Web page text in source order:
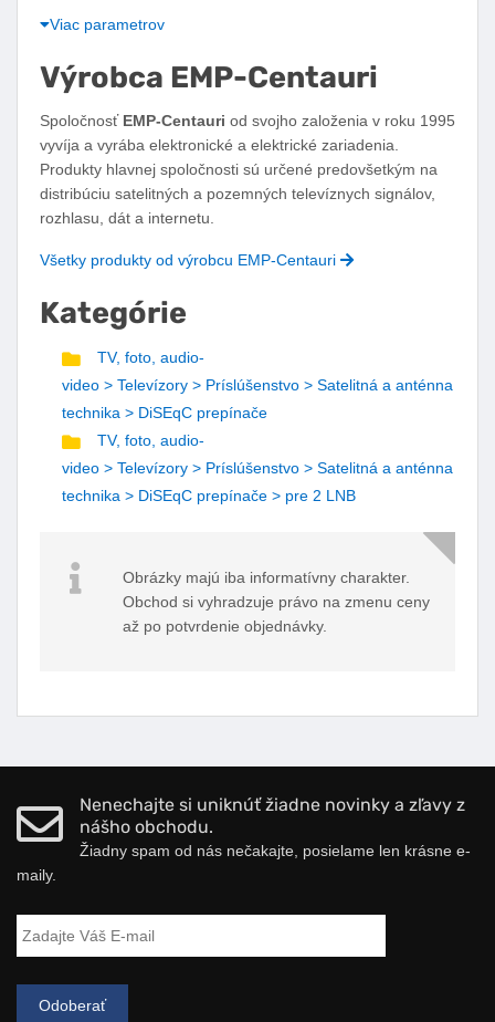
Viac parametrov
Výrobca EMP-Centauri
Spoločnosť EMP-Centauri od svojho založenia v roku 1995
vyvíja a vyrába elektronické a elektrické zariadenia.
Produkty hlavnej spoločnosti sú určené predovšetkým na
distribúciu satelitných a pozemných televíznych signálov,
rozhlasu, dát a internetu.
Všetky produkty od výrobcu EMP-Centauri
Kategórie
TV, foto, audio-
video > Televízory > Príslúšenstvo > Satelitná a anténna
technika > DiSEqC prepínače
TV, foto, audio-
video > Televízory > Príslúšenstvo > Satelitná a anténna
technika > DiSEqC prepínače > pre 2 LNB
Obrázky majú iba informatívny charakter.
Obchod si vyhradzuje právo na zmenu ceny
až po potvrdenie objednávky.
Nenechajte si uniknúť žiadne novinky a zľavy z
nášho obchodu.
Žiadny spam od nás nečakajte, posielame len krásne e-
maily.